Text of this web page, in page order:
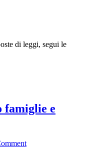
di leggi, segui le
famiglie e